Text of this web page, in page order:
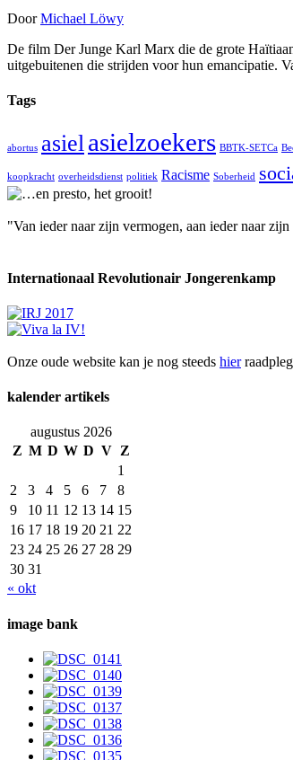
DoorMichael Löwy
De film Der Junge Karl Marx die de grote
uitgebuitenen die strijden voor hun emancipatie.
Tags
abortus asielasielzoekers BBTK-SETCa
koopkracht overheidsdienst politiek Racisme Soberheid
"Van ieder naar zijn vermogen, aan ieder naar
Internationaal Revolutionair Jongerenkamp
Onze oude website kan je nog steeds hier
kalender artikels
augustus 2026
Z M D W D V Z
1
2
3 4 5 6 7
8
9
10 11 12 13 14 15
16 17 18 19 20 21 22
23 24 25 26 27 28 29
30 31
« okt
image bank